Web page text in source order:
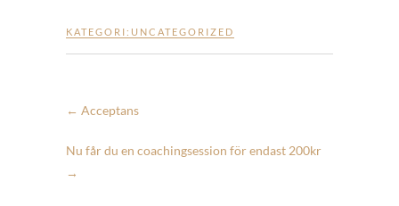
KATEGORI: UNCATEGORIZED
← Acceptans
Nu får du en coachingsession för endast 200kr
→